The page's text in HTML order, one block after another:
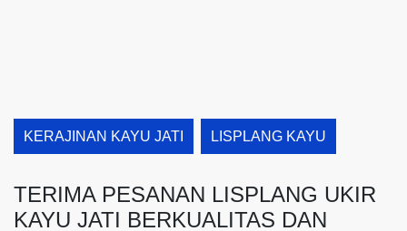
KERAJINAN KAYU JATI LISPLANG KAYU
TERIMA PESANAN LISPLANG UKIR
KAYU JATI BERKUALITAS DAN